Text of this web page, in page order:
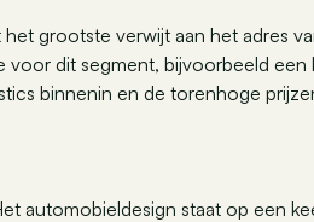
grootste verwijt aan het adres
dit segment, bijvoorbeeld
binnenin en de torenhoge
automobieldesign staat op een